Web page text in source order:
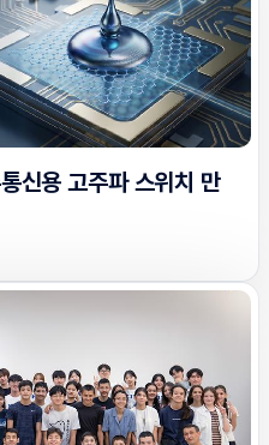
신용 고주파 스위치 만